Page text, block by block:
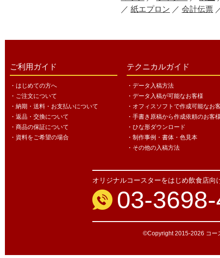
／ 紙エプロン ／ 会計伝票
ご利用ガイド
・はじめての方へ
・ご注文について
・納期・送料・お支払いについて
・返品・交換について
・商品の保証について
・資料をご希望の場合
テクニカルガイド
・データ入稿方法
・データ入稿が可能なお客様
・オフィスソフトで作成可能なお
・手書き原稿から作成依頼のお客
・ひな形ダウンロード
・制作事例・書体・色見本
・その他の入稿方法
オリジナルコースターをはじめ飲食店
03-
©Copyright 2015-2026 コー